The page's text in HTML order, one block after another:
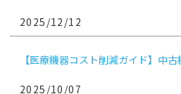
2025/12/12
【医療機器コスト削減ガイド】中
2025/10/07